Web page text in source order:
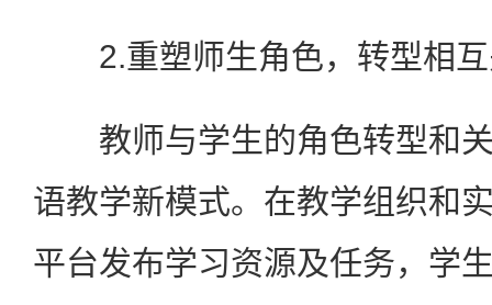
2.重塑师生角色，转型相互
教师与学生的角色转型和关
语教学新模式。在教学组织和
平台发布学习资源及任务，学